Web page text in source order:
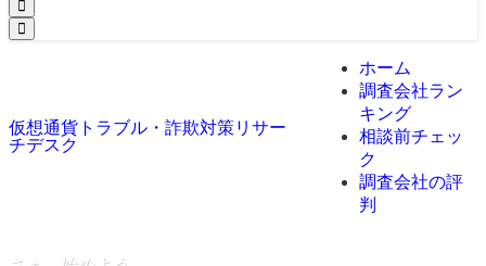
仮想通貨トラブル・詐欺対策リサー
チデスク
ホーム
調査会社ラン
キング
相談前チェッ
ク
調査会社の評
判